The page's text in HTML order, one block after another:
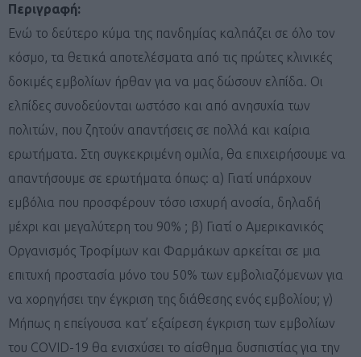
Περιγραφή:
Ενώ το δεύτερο κύμα της πανδημίας καλπάζει σε όλο τον
κόσμο, τα θετικά αποτελέσματα από τις πρώτες κλινικές
δοκιμές εμβολίων ήρθαν για να μας δώσουν ελπίδα. Οι
ελπίδες συνοδεύονται ωστόσο και από ανησυχία των
πολιτών, που ζητούν απαντήσεις σε πολλά και καίρια
ερωτήματα. Στη συγκεκριμένη ομιλία, θα επιχειρήσουμε να
απαντήσουμε σε ερωτήματα όπως: α) Γιατί υπάρχουν
εμβόλια που προσφέρουν τόσο ισχυρή ανοσία, δηλαδή
μέχρι και μεγαλύτερη του 90% ; β) Γιατί ο Αμερικανικός
Οργανισμός Τροφίμων και Φαρμάκων αρκείται σε μια
επιτυχή προστασία μόνο του 50% των εμβολιαζόμενων για
να χορηγήσει την έγκριση της διάθεσης ενός εμβολίου; γ)
Μήπως η επείγουσα κατ’ εξαίρεση έγκριση των εμβολίων
του COVID-19 θα ενισχύσει το αίσθημα δυσπιστίας για την